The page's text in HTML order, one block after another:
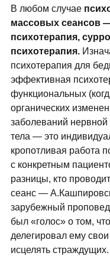
В любом случае
массовых сеансов
психотерапия,
психотерапия.
психотерапия для
эффективная
функциональных
органических
заболеваний
тела — это
кропотливая работа
с конкретным
разницы, кто
сеанс —
зарубежный
был «голос» о том,
делегировал ему
исцелять страждущих.